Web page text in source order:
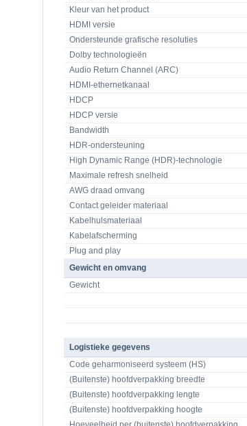
Kleur van het product
HDMI versie
Ondersteunde grafische resoluties
Dolby technologieën
Audio Return Channel (ARC)
HDMI-ethernetkanaal
HDCP
HDCP versie
Bandwidth
HDR-ondersteuning
High Dynamic Range (HDR)-technologie
Maximale refresh snelheid
AWG draad omvang
Contact geleider materiaal
Kabelhulsmateriaal
Kabelafscherming
Plug and play
Gewicht en omvang
Gewicht
Logistieke gegevens
Code geharmoniseerd systeem (HS)
(Buitenste) hoofdverpakking breedte
(Buitenste) hoofdverpakking lengte
(Buitenste) hoofdverpakking hoogte